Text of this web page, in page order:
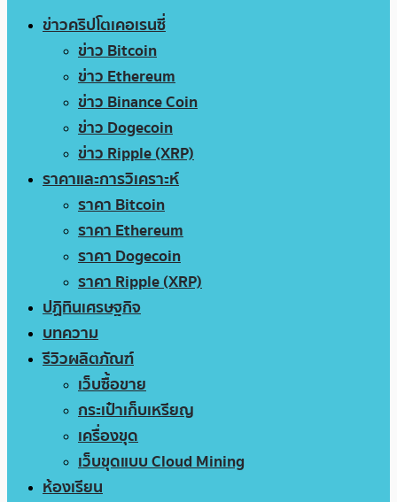
ข่าวคริปโตเคอเรนซี่
ข่าว Bitcoin
ข่าว Ethereum
ข่าว Binance Coin
ข่าว Dogecoin
ข่าว Ripple (XRP)
ราคาและการวิเคราะห์
ราคา Bitcoin
ราคา Ethereum
ราคา Dogecoin
ราคา Ripple (XRP)
ปฏิทินเศรษฐกิจ
บทความ
รีวิวผลิตภัณฑ์
เว็บซื้อขาย
กระเป๋าเก็บเหรียญ
เครื่องขุด
เว็บขุดแบบ Cloud Mining
ห้องเรียน